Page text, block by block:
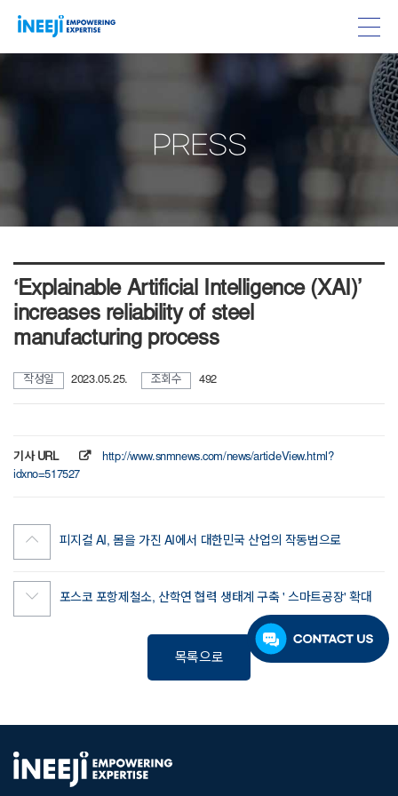
PRESS
‘Explainable Artificial Intelligence (XAI)’
increases reliability of steel
manufacturing process
작성일 2023.05.25. 조회수 492
기사 URL
http://www.snmnews.com/news/articleView.html?
idxno=517527
피지컬 AI, 몸을 가진 AI에서 대한민국 산업의 작동법으로
포스코 포항제철소, 산학연 협력 생태계 구축 ' 스마트공장' 확대
목록으로